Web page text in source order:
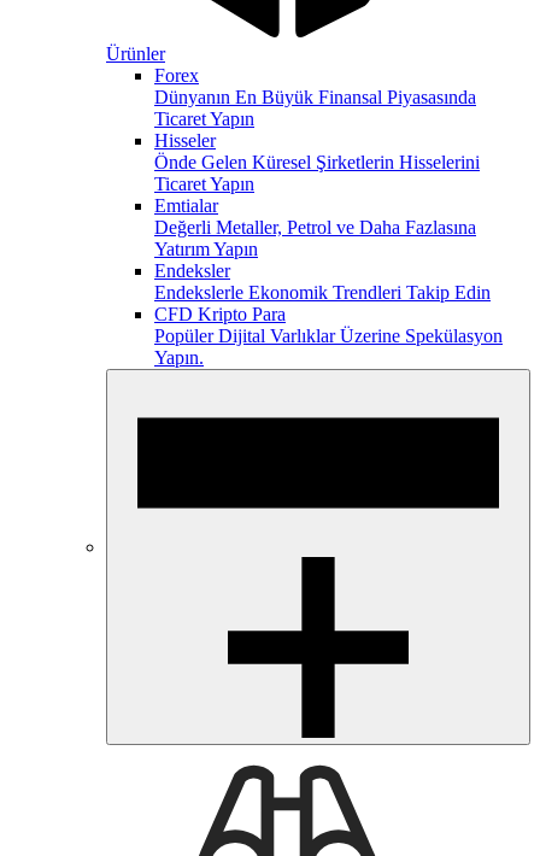
Ürünler
Forex
Dünyanın En Büyük Finansal Piyasasında
Ticaret Yapın
Hisseler
Önde Gelen Küresel Şirketlerin Hisselerini
Ticaret Yapın
Emtialar
Değerli Metaller, Petrol ve Daha Fazlasına
Yatırım Yapın
Endeksler
Endekslerle Ekonomik Trendleri Takip Edin
CFD Kripto Para
Popüler Dijital Varlıklar Üzerine Spekülasyon
Yapın.